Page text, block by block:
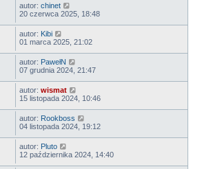
autor: chinet
20 czerwca 2025, 18:48
autor: Kibi
01 marca 2025, 21:02
autor: PawełN
07 grudnia 2024, 21:47
autor: wismat
15 listopada 2024, 10:46
autor: Rookboss
04 listopada 2024, 19:12
autor: Pluto
12 października 2024, 14:40